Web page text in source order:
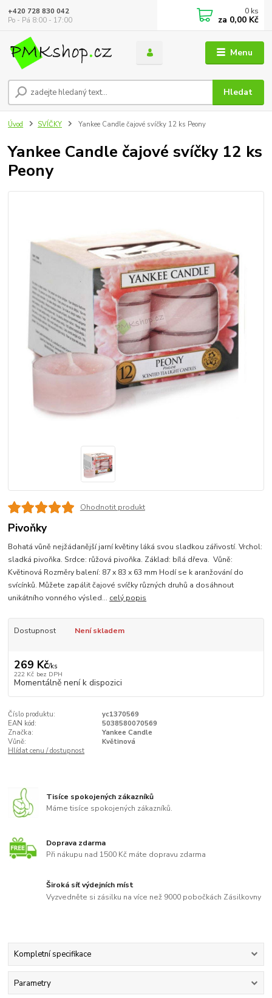
Menu
Hledat
+420 728 830 042
Po - Pá 8:00 - 17:00
0 ks
za 0,00 Kč
Úvod SVÍČKY Yankee Candle čajové svíčky 12 ks Peony
Yankee Candle čajové svíčky 12 ks
Peony
Ohodnotit produkt
Pivoňky
Bohatá vůně nejžádanější jarní květiny láká svou sladkou zářivostí. Vrchol:
sladká pivoňka. Srdce: růžová pivoňka. Základ: bílá dřeva. Vůně:
Květinová Rozměry balení: 87 x 83 x 63 mm Hodí se k aranžování do
svícínků. Můžete zapálit čajové svíčky různých druhů a dosáhnout
unikátního vonného výsled... celý popis
Dostupnost Není skladem
269 Kč/ks
222 Kč bez DPH
Momentálně není k dispozici
Číslo produktu:
yc1370569
EAN kód:
5038580070569
Značka:
Yankee Candle
Vůně:
Květinová
Hlídat cenu / dostupnost
Tisíce spokojených zákazníků
Máme tisíce spokojených zákazníků.
Doprava zdarma
Při nákupu nad 1500 Kč máte dopravu zdarma
Široká síť výdejních míst
Vyzvedněte si zásilku na více než 9000 pobočkách Zásilkovny
Kompletní specifikace
Parametry